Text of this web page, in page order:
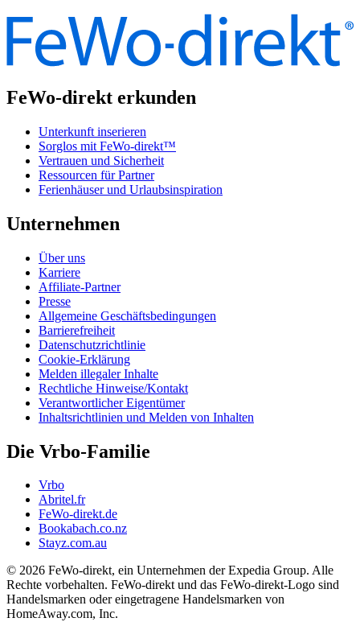
FeWo-direkt erkunden
Unterkunft inserieren
Sorglos mit FeWo-direkt™
Vertrauen und Sicherheit
Ressourcen für Partner
Ferienhäuser und Urlaubsinspiration
Unternehmen
Über uns
Karriere
Affiliate-Partner
Presse
Allgemeine Geschäftsbedingungen
Barrierefreiheit
Datenschutzrichtlinie
Cookie-Erklärung
Melden illegaler Inhalte
Rechtliche Hinweise/Kontakt
Verantwortlicher Eigentümer
Inhaltsrichtlinien und Melden von Inhalten
Die Vrbo-Familie
Vrbo
Abritel.fr
FeWo-direkt.de
Bookabach.co.nz
Stayz.com.au
© 2026 FeWo-direkt, ein Unternehmen der Expedia Group. Alle
Rechte vorbehalten. FeWo-direkt und das FeWo-direkt-Logo sind
Handelsmarken oder eingetragene Handelsmarken von
HomeAway.com, Inc.